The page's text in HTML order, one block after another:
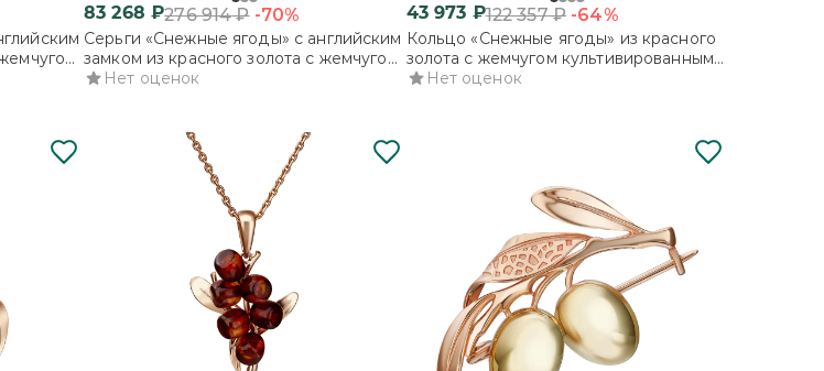
83 268 ₽276 914₽ -70%
Серьги «Снежные ягоды» с английским
замком из красного золота с жемчугом
культивированным и фианитами
Нет оценок
43 973 ₽122 357₽ -64%
Кольцо «Снежные ягоды» из красного
золота с жемчугом культивированным
и фианитами
Нет оценок